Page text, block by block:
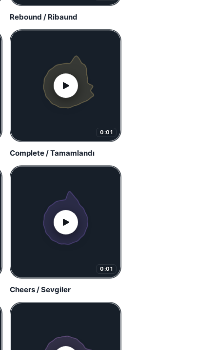
Rebound / Ribaund
0:01
Complete / Tamamlandı
0:01
Cheers / Sevgiler